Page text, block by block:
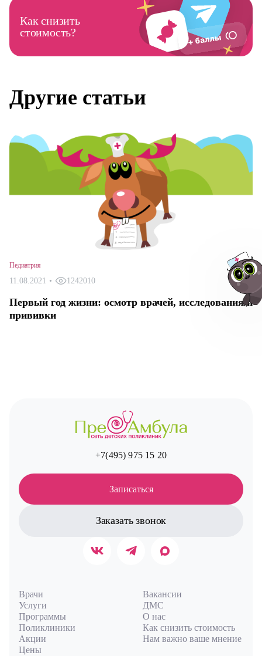
Как снизить
стоимость?
Другие статьи
Педиатрия
11.08.2021 • 1242010
Первый год жизни: осмотр врачей, исследования и
прививки
+7(495) 975 15 20
Записаться
Заказать звонок
Врачи
Услуги
Программы
Поликлиники
Акции
Цены
Вакансии
ДМС
О нас
Как снизить стоимость
Нам важно ваше мнение